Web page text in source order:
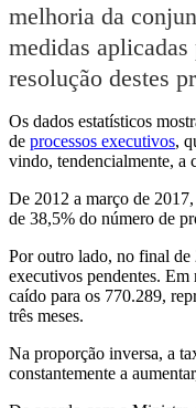
melhoria da
medidas
resolução destes
Os dados estatísticos
de processos executivos,
vindo, tendencialmente, a
De 2012 a março de
de 38,5% do número de
Por outro lado, no final de
executivos pendentes. Em
caído para os 770.289,
três meses.
Na proporção inversa, a
constantemente a